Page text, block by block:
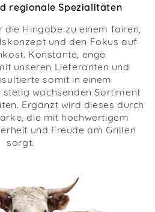
regionale Spezialitäten
die Hingabe zu einem fairen,
und den Fokus auf
Konstante, enge
unseren Lieferanten und
somit in einem
wachsenden Sortiment
Ergänzt wird dieses durch
die mit hochwertigem
und Freude am Grillen
sorgt.